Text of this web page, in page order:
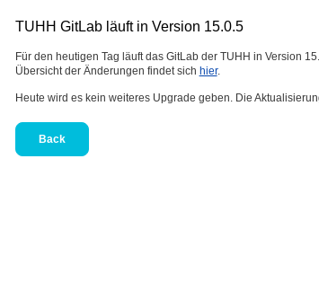
TUHH GitLab läuft in Version 15.0.5
Für den heutigen Tag läuft das GitLab der TUHH in Version
Übersicht der Änderungen findet sich hier.
Heute wird es kein weiteres Upgrade geben. Die
Back